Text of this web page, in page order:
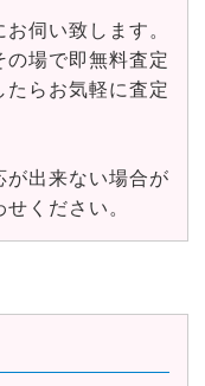
伺い致します。
場で即無料査定
たらお気軽に査定
出来ない場合が
ください。